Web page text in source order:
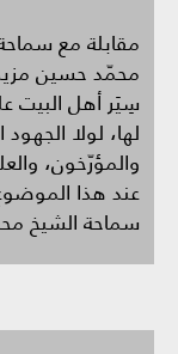
مقابلة مع
محمّد حسين
سِيَر أهل البيت
لها، لولا
والمؤرّخون،
عند هذا
سماحة الشيخ